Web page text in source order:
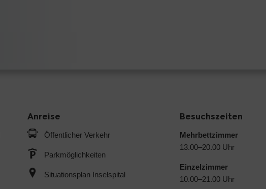
Anreise
Öffentlicher Verkehr
Parkmöglichkeiten
Situationsplan Inselspital
Besuchszeiten
Mehrbettzimmer
13.00–20.00 Uhr
Einzelzimmer
10.00–21.00 Uhr